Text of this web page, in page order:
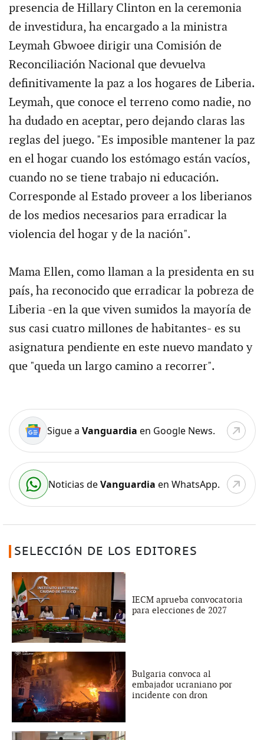
presencia de Hillary Clinton en la ceremonia
de investidura, ha encargado a la ministra
Leymah Gbwoee dirigir una Comisión de
Reconciliación Nacional que devuelva
definitivamente la paz a los hogares de Liberia.
Leymah, que conoce el terreno como nadie, no
ha dudado en aceptar, pero dejando claras las
reglas del juego. "Es imposible mantener la paz
en el hogar cuando los estómago están vacíos,
cuando no se tiene trabajo ni educación.
Corresponde al Estado proveer a los liberianos
de los medios necesarios para erradicar la
violencia del hogar y de la nación".
Mama Ellen, como llaman a la presidenta en su
país, ha reconocido que erradicar la pobreza de
Liberia -en la que viven sumidos la mayoría de
sus casi cuatro millones de habitantes- es su
asignatura pendiente en este nuevo mandato y
que "queda un largo camino a recorrer".
Sigue a Vanguardia en Google News.
Noticias deVanguardia en WhatsApp.
SELECCIÓN DE LOS EDITORES
IECM aprueba convocatoria
para elecciones de 2027
Bulgaria convoca al
embajador ucraniano por
incidente con dron